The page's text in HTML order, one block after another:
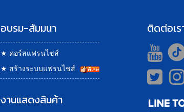
อบรม-สัมมนา
★ คอร์สแฟรนไชส์
★ สร้างระบบแฟรนไชส์
งานแสดงสินค้า
ติดต่อเร